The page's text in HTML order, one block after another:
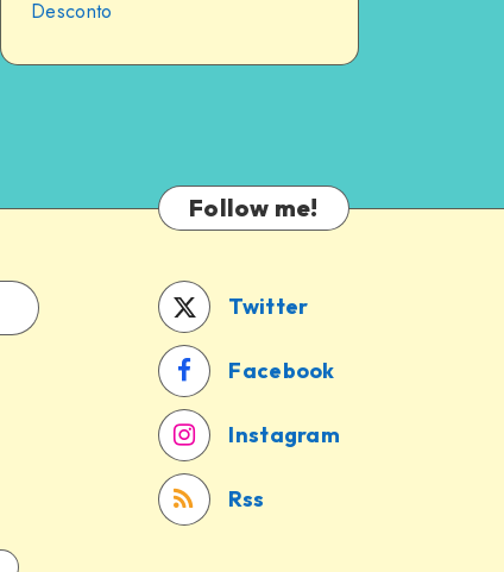
Desconto
Follow me!
Twitter
Facebook
Instagram
Rss